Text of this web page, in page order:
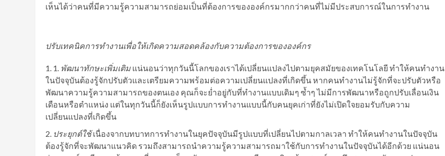
เห็นได้ว่าคนที่มีความรู้ความสามารถย่อมเป็นที่ต้องการขององค์กรมากกว่าคนที่ไม่มีประสบการณ์ในการทำงาน
ปรับเทคนิคการทำงานเพื่อให้เกิดความสอดคล้องกับความต้องการขององค์กร
1. พัฒนาทักษะเพิ่มเติม แน่นอนว่าทุกวันนี้โลกของเราได้เปลี่ยนแปลงไปตามยุคสมัยของเทคโนโลยี ทำให้คนทำงาน
ในปัจจุบันต้องรู้จักปรับตัวและเตรียมความพร้อมต่อความเปลี่ยนแปลงที่เกิดขึ้น หากคนทำงานไม่รู้จักที่จะปรับตัวหรือ
พัฒนาความรู้ความสามารถของตนเอง คุณก็จะย่ำอยู่กับที่ทำงานแบบเดิมๆ ซ้ำๆ ไม่มีการพัฒนาหรือถูกปรับเลื่อนเงิน
เดือนหรือตำแหน่ง แต่ในทุกวันนี้ก็ยังเห็นรูปแบบการทำงานแบบนี้กับคนยุคเก่าที่ยังไม่เปิดใจยอมรับกับความ
เปลี่ยนแปลงที่เกิดขึ้น
ประยุกต์ใช้เนื่องจากบทบาทการทำงานในยุคปัจจุบันมีรูปแบบที่เปลี่ยนไปตามกาลเวลา ทำให้คนทำงานในปัจจุบัน
ต้องรู้จักที่จะพัฒนาแนวคิด รวมถึงสามารถนำความรู้ความสามารถมาใช้กับการทำงานในปัจจุบันได้อีกด้วย แน่นอน